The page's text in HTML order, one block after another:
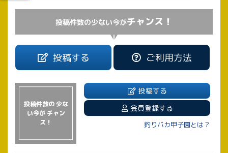
投稿件数の少ない今がチャンス！
投稿する ご利用方法
投稿件数の 少な
い今が チャン
ス！
投稿する
会員登録する
釣りバカ甲子園とは？